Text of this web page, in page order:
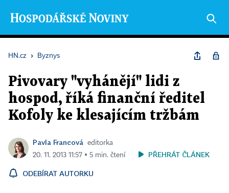
HN.cz › Byznys
Pivovary "vyhánějí" lidi z
hospod, říká finanční ředitel
Kofoly ke klesajícím tržbám
Pavla Francová
editorka
20. 11. 2013 11:57 ▪ 5 min. čtení
PŘEHRÁT ČLÁNEK
ODEBÍRAT AUTORKU